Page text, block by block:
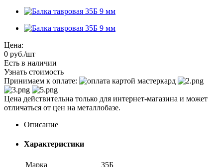
Цена:
0 руб./шт
Есть в наличии
Узнать стоимость
Принимаем к оплате:
Цена действительна только для интернет-магазина и может
отличаться от цен на металлобазе.
Описание
Характеристики
Марка
35Б